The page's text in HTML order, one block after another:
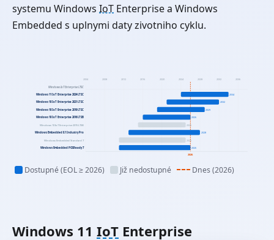
systemu Windows IoT Enterprise a Windows
Embedded s uplnymi daty zivotniho cyklu.
2004 2008 2012 2016 2020 2024 2028 2032 2036
2026
Windows IoT Enterprise LTSC
Windows 11 IoT Enterprise 2024 LTSC
2034
Windows 10 IoT Enterprise 2021 LTSC 2032
Windows 10 IoT Enterprise 2019 LTSC 2029
Windows 10 IoT Enterprise 2016 LTSB 2026
Windows 10 IoT Enterprise 2015 LTSB 2025
Windows Embedded 8.1 Industry Pro 2028
Windows Embedded Standard 7 2025
Windows Embedded POSReady 7 2026
Dostupné (EOL ≥ 2026) Již nedostupné Dnes (2026)
Windows 11 IoT Enterprise